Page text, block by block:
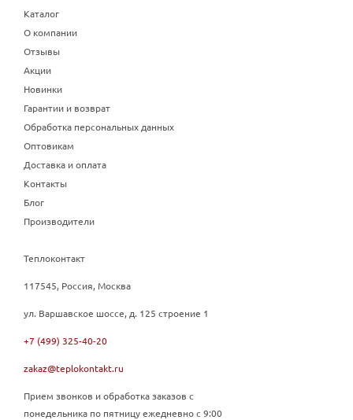
Каталог
О компании
Отзывы
Акции
Новинки
Гарантии и возврат
Обработка персональных данных
Оптовикам
Доставка и оплата
Контакты
Блог
Производители
Теплоконтакт
117545, Россия, Москва
ул. Варшавское шоссе, д. 125 строение 1
+7 (499) 325-40-20
zakaz@teplokontakt.ru
Прием звонков и обработка заказов с
понедельника по пятницу ежедневно с 9:00